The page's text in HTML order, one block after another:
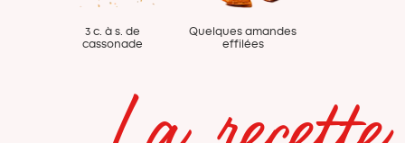
3 c. à s. de
cassonade
Quelques amandes
effilées